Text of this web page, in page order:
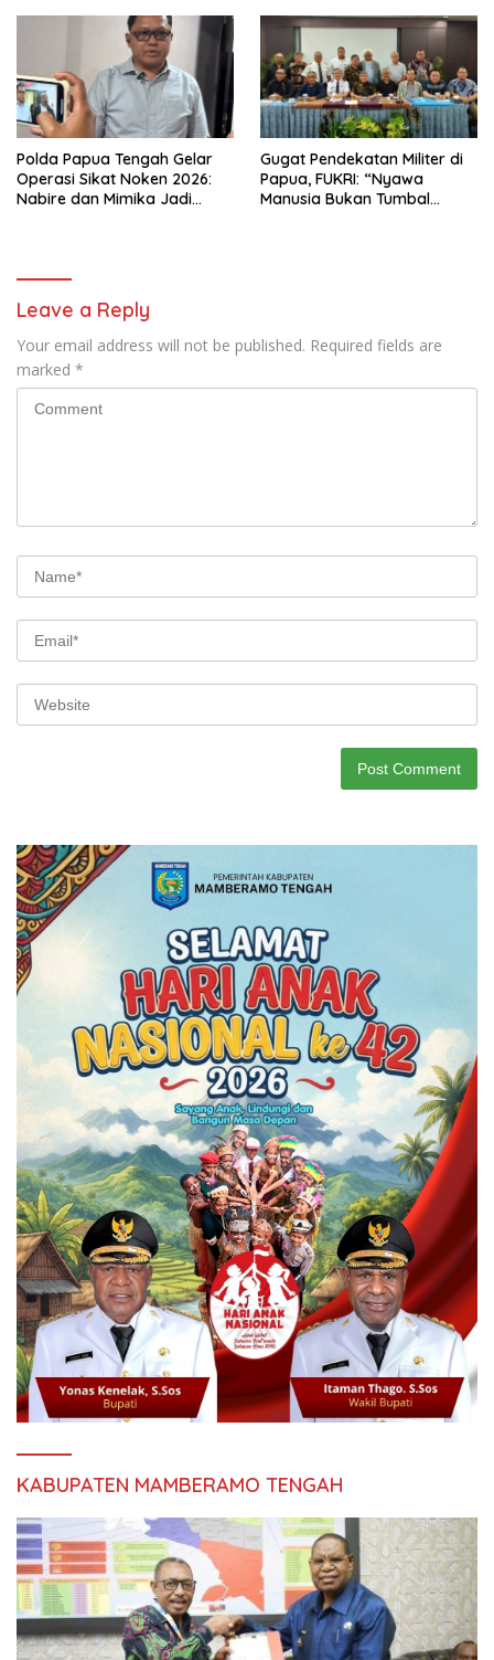
Polda Papua Tengah Gelar
Operasi Sikat Noken 2026:
Nabire dan Mimika Jadi
Gugat Pendekatan Militer di
Papua, FUKRI: “Nyawa
Manusia Bukan Tumbal
Leave a Reply
Your email address will not be published. Required fields are
marked *
KABUPATEN MAMBERAMO TENGAH